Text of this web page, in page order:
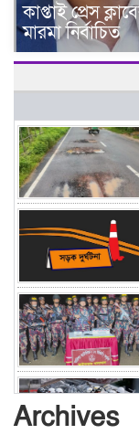
কাপ্তাই প্রেস
মারমা নির্বাচিত
Archives